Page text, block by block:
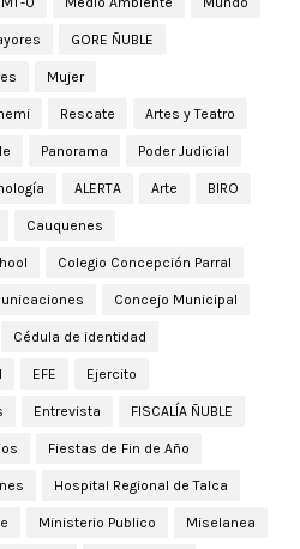
GORE ÑUBLE
Mujer
Rescate Artes y Teatro
Panorama Poder Judicial
ALERTA Arte BIRO
Cauquenes
Colegio Concepción Parral
Concejo Municipal
Cédula de identidad
EFE Ejercito
Entrevista FISCALÍA ÑUBLE
Fiestas de Fin de Año
Hospital Regional de Talca
Ministerio Publico Miselanea